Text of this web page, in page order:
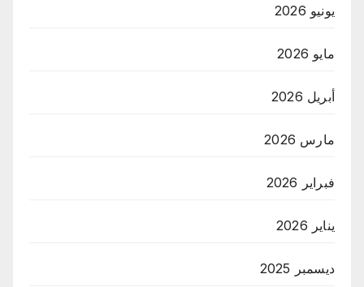
يونيو 2026
مايو 2026
أبريل 2026
مارس 2026
فبراير 2026
يناير 2026
ديسمبر 2025